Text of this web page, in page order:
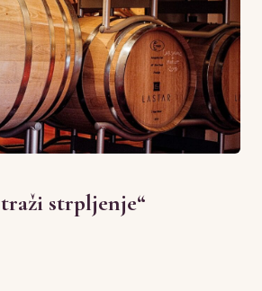
strpljenje“